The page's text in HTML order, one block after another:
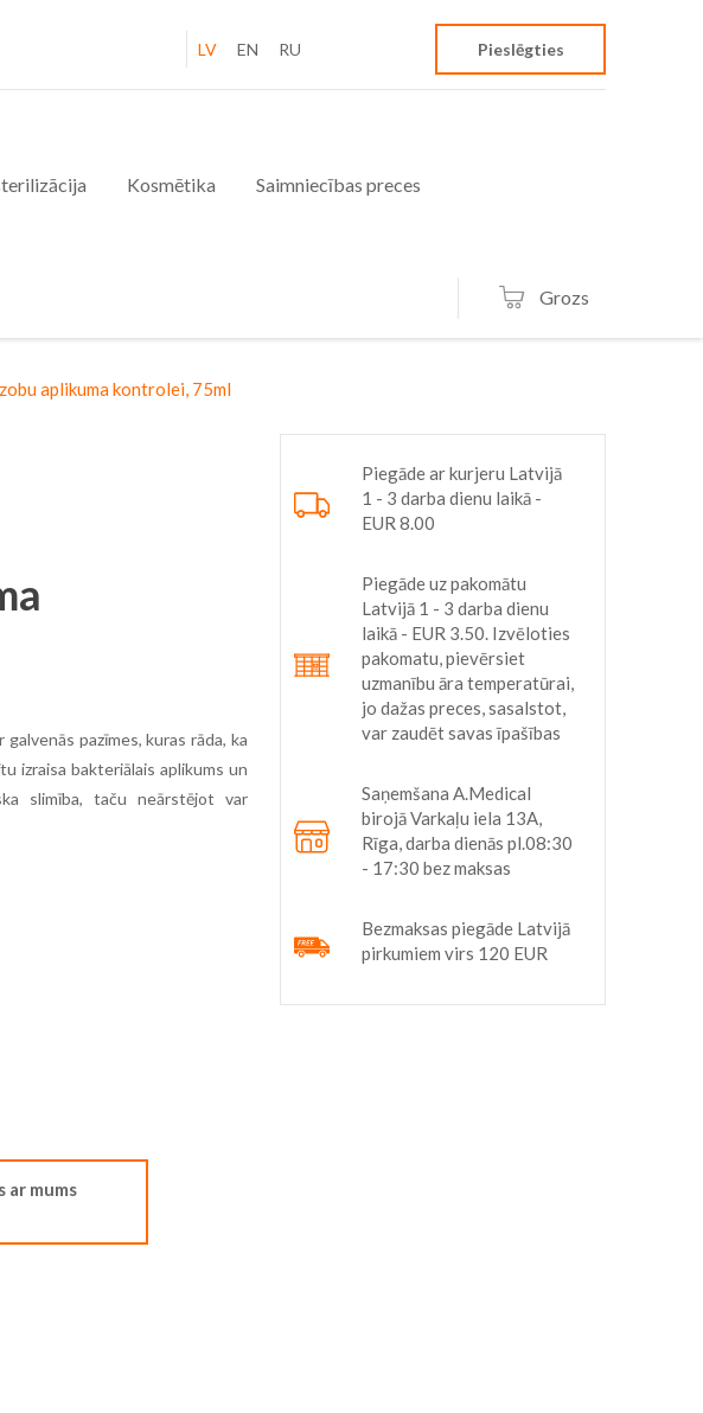
LV EN RU Pieslēgties
Kosmētika Saimniecības preces
Grozs
aplikuma kontrolei, 75ml
pazīmes, kuras rāda, ka
izraisa bakteriālais aplikums un
slimība, taču neārstējot var
Piegāde ar kurjeru Latvijā
1 - 3 darba dienu laikā -
EUR 8.00
Piegāde uz pakomātu
Latvijā 1 - 3 darba dienu
laikā - EUR 3.50. Izvēloties
pakomatu, pievērsiet
uzmanību āra temperatūrai,
jo dažas preces, sasalstot,
var zaudēt savas īpašības
Saņemšana A.Medical
birojā Varkaļu iela 13A,
Rīga, darba dienās pl.08:30
- 17:30 bez maksas
Bezmaksas piegāde Latvijā
pirkumiem virs 120 EUR
ar mums